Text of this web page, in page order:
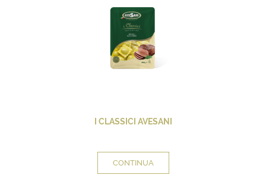
I CLASSICI AVESANI
CONTINUA